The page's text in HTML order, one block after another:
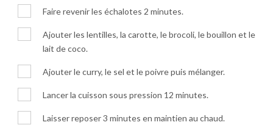
Faire revenir les échalotes 2 minutes.
Ajouter les lentilles, la carotte, le brocoli, le bouillon et le
lait de coco.
Ajouter le curry, le sel et le poivre puis mélanger.
Lancer la cuisson sous pression 12 minutes.
Laisser reposer 3 minutes en maintien au chaud.